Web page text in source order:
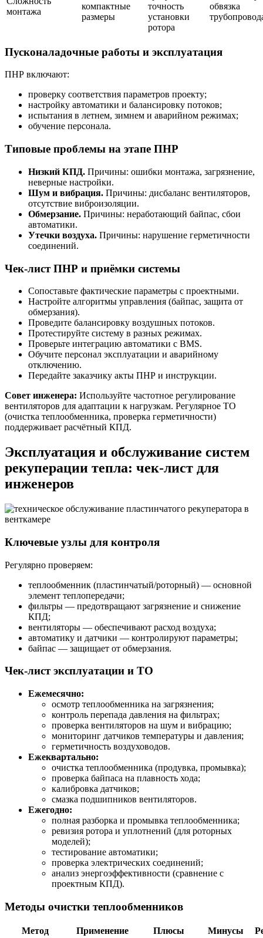
монтажа
компактные
размеры
точность
установки
ротора
обвязка
Пусконаладочные работы и эксплуатация
ПНР включают:
проверку соответствия параметров проекту;
настройку автоматики и балансировку потоков;
испытания в летнем, зимнем и аварийном режимах;
обучение персонала.
Типовые проблемы на этапе ПНР
Низкий КПД. Причины: ошибки монтажа, загрязнение,
неверные настройки.
Шум и вибрация. Причины: дисбаланс вентиляторов,
отсутствие виброизоляции.
Обмерзание. Причины: неработающий байпас, сбои
автоматики.
Утечки воздуха. Причины: нарушение герметичности
соединений.
Чек-лист ПНР и приёмки системы
Сопоставьте фактические параметры с проектными.
Настройте алгоритмы управления (байпас, защита от
обмерзания).
Проведите балансировку воздушных потоков.
Протестируйте систему в разных режимах.
Проверьте интеграцию автоматики с BMS.
Обучите персонал эксплуатации и аварийному
отключению.
Передайте заказчику акты ПНР и инструкции.
Совет инженера: Используйте частотное регулирование
вентиляторов для адаптации к нагрузкам. Регулярное ТО
(очистка теплообменника, проверка герметичности)
поддерживает расчётный КПД.
Эксплуатация и обслуживание систем
рекуперации тепла: чек-лист для
инженеров
Ключевые узлы для контроля
Регулярно проверяем:
теплообменник (пластинчатый/роторный) — основной
элемент теплопередачи;
фильтры — предотвращают загрязнение и снижение
КПД;
вентиляторы — обеспечивают расход воздуха;
автоматику и датчики — контролируют параметры;
байпас — защищает от обмерзания.
Чек-лист эксплуатации и ТО
Ежемесячно:
осмотр теплообменника на загрязнения;
контроль перепада давления на фильтрах;
проверка вентиляторов на шум и вибрацию;
мониторинг датчиков температуры и давления;
герметичность воздуховодов.
Ежеквартально:
очистка теплообменника (продувка, промывка);
проверка байпаса на плавность хода;
калибровка датчиков;
смазка подшипников вентиляторов.
Ежегодно:
полная разборка и промывка теплообменника;
ревизия ротора и уплотнений (для роторных
моделей);
тестирование автоматики;
проверка электрических соединений;
анализ энергоэффективности (сравнение с
проектным КПД).
Методы очистки теплообменников
Метод Применение Плюсы Минусы